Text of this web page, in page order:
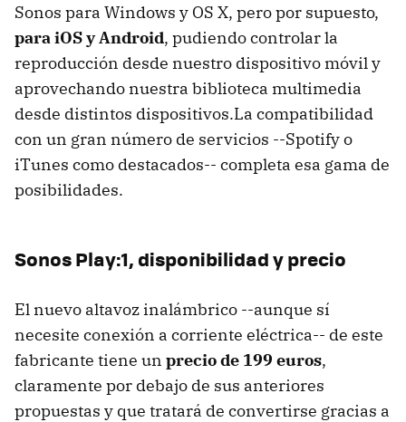
Sonos para Windows y OS X, pero por supuesto,
para iOS y Android, pudiendo controlar la
reproducción desde nuestro dispositivo móvil y
aprovechando nuestra biblioteca multimedia
desde distintos dispositivos.La compatibilidad
con un gran número de servicios --Spotify o
iTunes como destacados-- completa esa gama de
posibilidades.
Sonos Play:1, disponibilidad y precio
El nuevo altavoz inalámbrico --aunque sí
necesite conexión a corriente eléctrica-- de este
fabricante tiene un precio de 199 euros,
claramente por debajo de sus anteriores
propuestas y que tratará de convertirse gracias a